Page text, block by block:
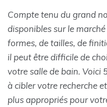
Compte tenu du grand
disponibles sur le
formes, de tailles, de
il peut être difficile de
votre salle de bain. Voici
à cibler votre recherche
plus appropriés pour